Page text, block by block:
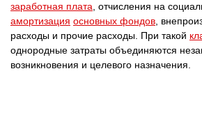
заработная плата , отчисления на
амортизация основных фондов ,
расходы и прочие расходы. При такой
однородные затраты объединяются
возникновения и целевого назначения.